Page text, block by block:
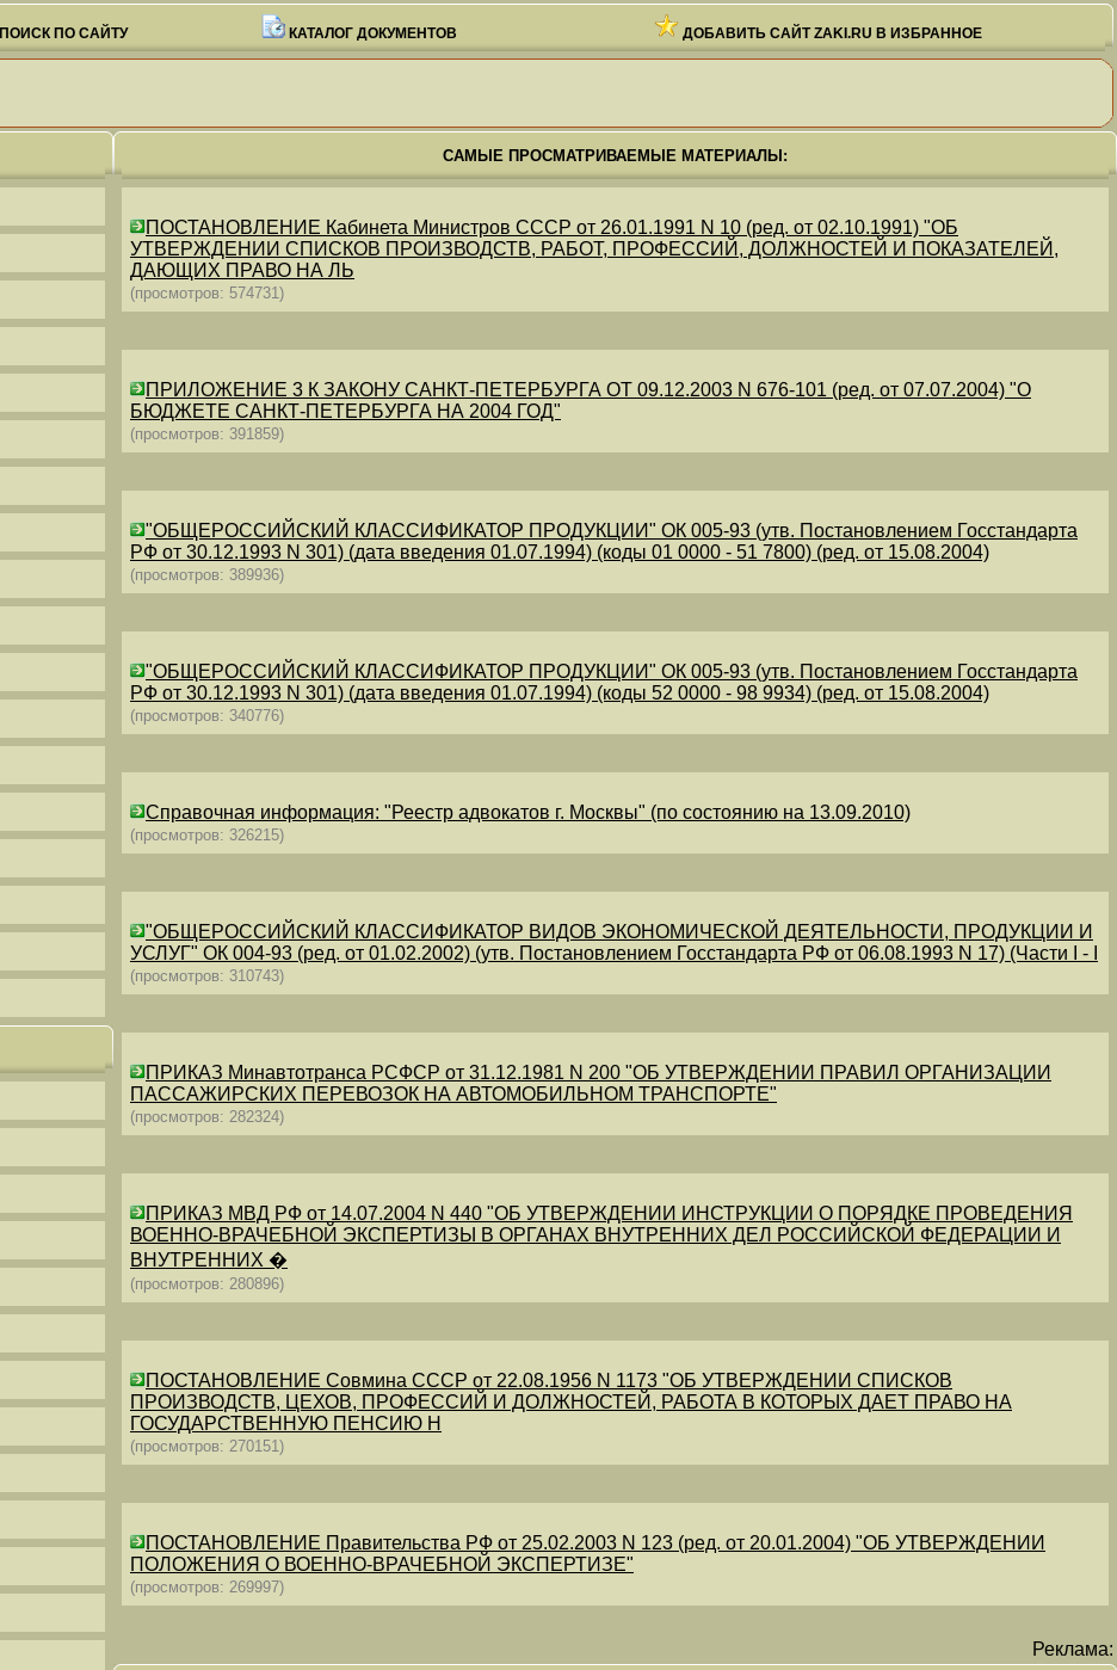
ПОИСК ПО САЙТУ КАТАЛОГ ДОКУМЕНТОВ ДОБАВИТЬ САЙТ ZAKI.RU В ИЗБРАННОЕ
САМЫЕ ПРОСМАТРИВАЕМЫЕ МАТЕРИАЛЫ:
ПОСТАНОВЛЕНИЕ Кабинета Министров СССР от 26.01.1991 N 10 (ред. от 02.10.1991) "ОБ
УТВЕРЖДЕНИИ СПИСКОВ ПРОИЗВОДСТВ, РАБОТ, ПРОФЕССИЙ, ДОЛЖНОСТЕЙ И ПОКАЗАТЕЛЕЙ,
ДАЮЩИХ ПРАВО НА ЛЬ
(просмотров: 574731)
ПРИЛОЖЕНИЕ 3 К ЗАКОНУ САНКТ-ПЕТЕРБУРГА ОТ 09.12.2003 N 676-101 (ред. от 07.07.2004) "О
БЮДЖЕТЕ САНКТ-ПЕТЕРБУРГА НА 2004 ГОД"
(просмотров: 391859)
"ОБЩЕРОССИЙСКИЙ КЛАССИФИКАТОР ПРОДУКЦИИ" ОК 005-93 (утв. Постановлением Госстандарта
РФ от 30.12.1993 N 301) (дата введения 01.07.1994) (коды 01 0000 - 51 7800) (ред. от 15.08.2004)
(просмотров: 389936)
"ОБЩЕРОССИЙСКИЙ КЛАССИФИКАТОР ПРОДУКЦИИ" ОК 005-93 (утв. Постановлением Госстандарта
РФ от 30.12.1993 N 301) (дата введения 01.07.1994) (коды 52 0000 - 98 9934) (ред. от 15.08.2004)
(просмотров: 340776)
Справочная информация: "Реестр адвокатов г. Москвы" (по состоянию на 13.09.2010)
(просмотров: 326215)
"ОБЩЕРОССИЙСКИЙ КЛАССИФИКАТОР ВИДОВ ЭКОНОМИЧЕСКОЙ ДЕЯТЕЛЬНОСТИ, ПРОДУКЦИИ И
УСЛУГ" ОК 004-93 (ред. от 01.02.2002) (утв. Постановлением Госстандарта РФ от 06.08.1993 N 17) (Части I - I
(просмотров: 310743)
ПРИКАЗ Минавтотранса РСФСР от 31.12.1981 N 200 "ОБ УТВЕРЖДЕНИИ ПРАВИЛ ОРГАНИЗАЦИИ
ПАССАЖИРСКИХ ПЕРЕВОЗОК НА АВТОМОБИЛЬНОМ ТРАНСПОРТЕ"
(просмотров: 282324)
ПРИКАЗ МВД РФ от 14.07.2004 N 440 "ОБ УТВЕРЖДЕНИИ ИНСТРУКЦИИ О ПОРЯДКЕ ПРОВЕДЕНИЯ
ВОЕННО-ВРАЧЕБНОЙ ЭКСПЕРТИЗЫ В ОРГАНАХ ВНУТРЕННИХ ДЕЛ РОССИЙСКОЙ ФЕДЕРАЦИИ И
ВНУТРЕННИХ �
(просмотров: 280896)
ПОСТАНОВЛЕНИЕ Совмина СССР от 22.08.1956 N 1173 "ОБ УТВЕРЖДЕНИИ СПИСКОВ
ПРОИЗВОДСТВ, ЦЕХОВ, ПРОФЕССИЙ И ДОЛЖНОСТЕЙ, РАБОТА В КОТОРЫХ ДАЕТ ПРАВО НА
ГОСУДАРСТВЕННУЮ ПЕНСИЮ Н
(просмотров: 270151)
ПОСТАНОВЛЕНИЕ Правительства РФ от 25.02.2003 N 123 (ред. от 20.01.2004) "ОБ УТВЕРЖДЕНИИ
ПОЛОЖЕНИЯ О ВОЕННО-ВРАЧЕБНОЙ ЭКСПЕРТИЗЕ"
(просмотров: 269997)
Реклама: